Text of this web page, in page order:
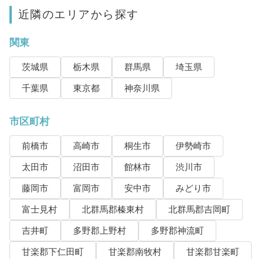
近隣のエリアから探す
関東
茨城県 栃木県 群馬県
埼玉県
千葉県
東京都 神奈川県
市区町村
前橋市 高崎市 桐生市
伊勢崎市
太田市
沼田市 館林市
渋川市
藤岡市
富岡市 安中市
みどり市
富士見村
北群馬郡榛東村
北群馬郡吉岡町
吉井町
多野郡上野村
多野郡神流町
甘楽郡下仁田町
甘楽郡南牧村
甘楽郡甘楽町